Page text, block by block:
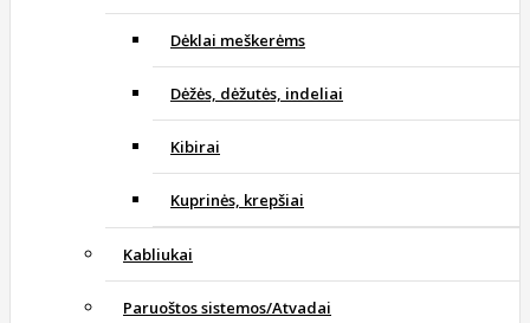
Dėklai meškerėms
Dėžės, dėžutės, indeliai
Kibirai
Kuprinės, krepšiai
Kabliukai
Paruoštos sistemos/Atvadai